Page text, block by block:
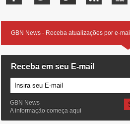
GBN News - Receba atualizações por e-mail
Receba em seu E-mail
GBN News
A informação começa aqui